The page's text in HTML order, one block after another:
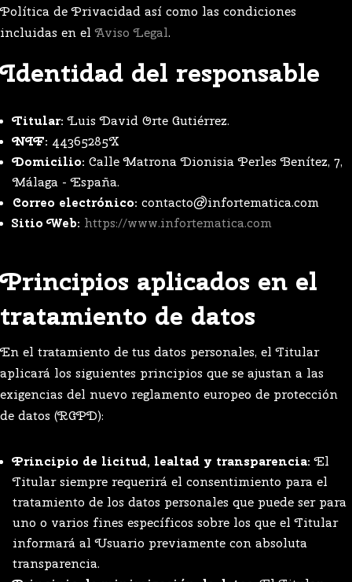
Política de Privacidad así como las condiciones
incluidas en elAviso Legal.
Identidad del responsable
Titular: Luis David Orte Gutiérrez.
NIF: 44365285X
Domicilio: Calle Matrona Dionisia Perles Benítez, 7,
Málaga - España.
Correo electrónico: contacto@infortematica.com
Sitio Web: https://www.infortematica.com
Principios aplicados en el
tratamiento de datos
En el tratamiento de tus datos personales, el Titular
aplicará los siguientes principios que se ajustan a las
exigencias del nuevo reglamento europeo de protección
de datos (RGPD):
Principio de licitud, lealtad y transparencia: El
Titular siempre requerirá el consentimiento para el
tratamiento de los datos personales que puede ser para
uno o varios fines específicos sobre los que el Titular
informará al Usuario previamente con absoluta
transparencia.